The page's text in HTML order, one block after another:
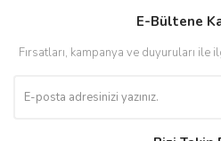
E-Bültene
Fırsatları, kampanya ve duyuruları